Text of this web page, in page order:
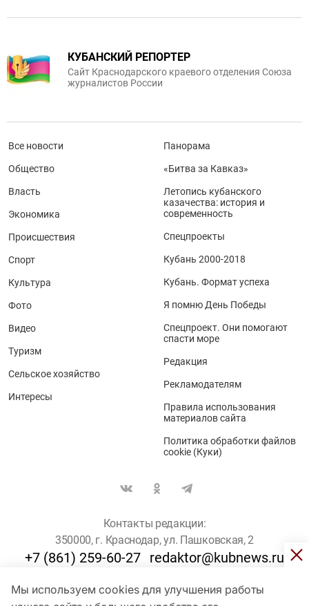
Мы используем cookies для улучшения работы
КУБАНСКИЙ РЕПОРТЕР
Сайт Краснодарского краевого отделения Союза
журналистов России
Все новости
Общество
Власть
Экономика
Происшествия
Спорт
Культура
Фото
Видео
Туризм
Сельское хозяйство
Интересы
Панорама
«Битва за Кавказ»
Летопись кубанского
казачества: история и
современность
Спецпроекты
Кубань 2000-2018
Кубань. Формат успеха
Я помню День Победы
Спецпроект. Они помогают
спасти море
Редакция
Рекламодателям
Правила использования
материалов сайта
Политика обработки файлов
cookie (Куки)
Контакты редакции:
350000, г. Краснодар, ул. Пашковская, 2
+7 (861) 259-60-27 redaktor@kubnews.ru
Для пользователей старше 16 лет